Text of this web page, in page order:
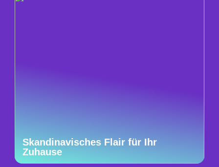
Skandinavisches Flair für Ihr
Zuhause